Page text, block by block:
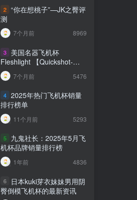
2 “你在想桃子”—JK之臀评
测
7个月前 8969
3
美国名器飞机杯
Fleshlight 【Quickshot-
Vantage 双头飞机杯】完全
评测 7个月前 5476
4 2025年热门飞机杯销量
排行榜单
11个月前 5293
5
九鬼社长：2025年5月飞
机杯品牌销量排行榜
1年前 4836
6
日本kuki芽衣妹妹男用阴
臀倒模飞机杯的最新资讯